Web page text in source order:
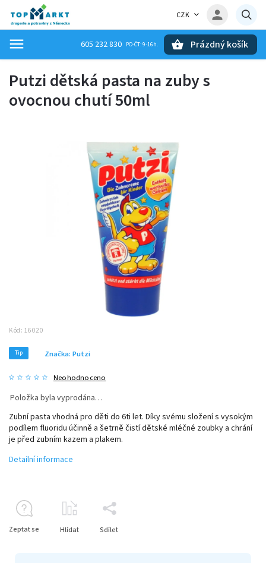
CZK
605 232 830 Prázdný košík
Putzi dětská pasta na zuby s
ovocnou chutí 50ml
Kód: 16020
Tip
Neohodnoceno
Značka: Putzi
Položka byla vyprodána…
Zubní pasta vhodná pro děti do 6ti let. Díky svému složení s vysokým
podílem fluoridu účinně a šetrně čistí dětské mléčné zoubky a chrání
je před zubním kazem a plakem.
Detailní informace
Zeptat se Hlídat Sdílet